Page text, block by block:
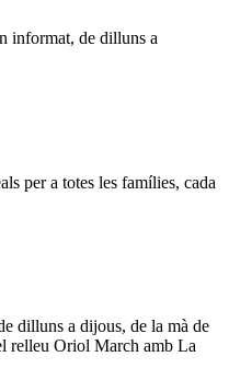
informat, de dilluns a
per a totes les famílies, cada
dilluns a dijous, de la mà de
relleu Oriol March amb La